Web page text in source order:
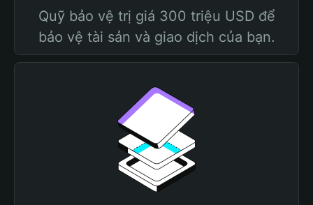
Quỹ bảo vệ trị giá 300 triệu USD để
bảo vệ tài sản và giao dịch của bạn.